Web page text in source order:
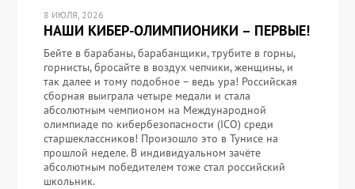
8 ИЮЛЯ, 2026
НАШИ КИБЕР-ОЛИМПИОНИКИ – ПЕРВЫЕ!
Бейте в барабаны, барабанщики, трубите в горны,
горнисты, бросайте в воздух чепчики, женщины, и
так далее и тому подобное – ведь ура! Российская
сборная выиграла четыре медали и стала
абсолютным чемпионом на Международной
олимпиаде по кибербезопасности (ICO) среди
старшеклассников! Произошло это в Тунисе на
прошлой неделе. В индивидуальном зачёте
абсолютным победителем тоже стал российский
школьник.